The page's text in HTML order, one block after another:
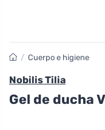
/ Cuerpo e higiene
Nobilis Tilia
Gel de ducha